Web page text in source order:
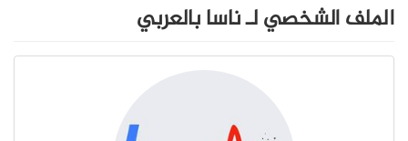
الملف الشخصي لـ ناسا بالعربي